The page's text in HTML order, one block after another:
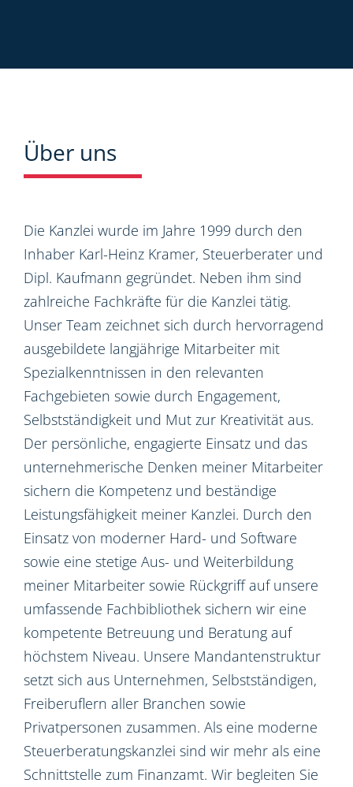
Über uns
Die Kanzlei wurde im Jahre 1999 durch den
Inhaber Karl-Heinz Kramer, Steuerberater und
Dipl. Kaufmann gegründet. Neben ihm sind
zahlreiche Fachkräfte für die Kanzlei tätig.
Unser Team zeichnet sich durch hervorragend
ausgebildete langjährige Mitarbeiter mit
Spezialkenntnissen in den relevanten
Fachgebieten sowie durch Engagement,
Selbstständigkeit und Mut zur Kreativität aus.
Der persönliche, engagierte Einsatz und das
unternehmerische Denken meiner Mitarbeiter
sichern die Kompetenz und beständige
Leistungsfähigkeit meiner Kanzlei. Durch den
Einsatz von moderner Hard- und Software
sowie eine stetige Aus- und Weiterbildung
meiner Mitarbeiter sowie Rückgriff auf unsere
umfassende Fachbibliothek sichern wir eine
kompetente Betreuung und Beratung auf
höchstem Niveau. Unsere Mandantenstruktur
setzt sich aus Unternehmen, Selbstständigen,
Freiberuflern aller Branchen sowie
Privatpersonen zusammen. Als eine moderne
Steuerberatungskanzlei sind wir mehr als eine
Schnittstelle zum Finanzamt. Wir begleiten Sie